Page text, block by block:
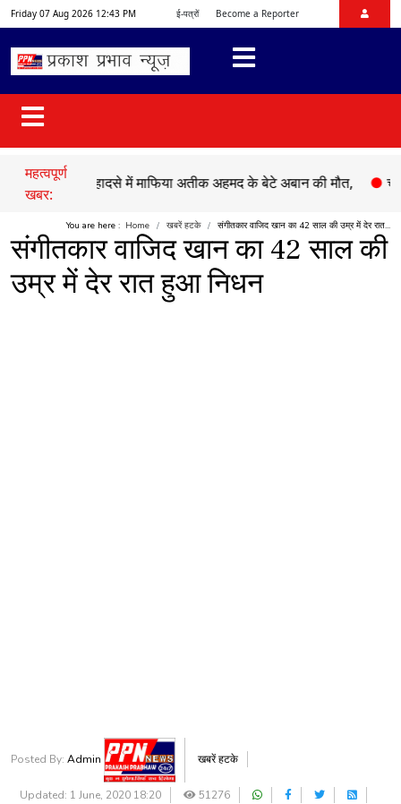
Friday 07 Aug 2026 12:43 PM ई-पत्रों Become a Reporter
महत्वपूर्ण
खबर:
सड़क हादसे में माफिया अतीक अहमद के बेटे अबान की मौत, ●चेहल्लुम पर
You are here : Home खबरें हटके संगीतकार वाजिद खान का 42 साल की उम्र में देर रात...
संगीतकार वाजिद खान का 42 साल की
उम्र में देर रात हुआ निधन
Posted By: Admin खबरें हटके
Updated: 1 June, 2020 18:20 51276